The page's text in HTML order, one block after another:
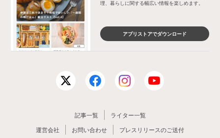
理、暮らしに関する幅広い情報を楽しめます。
アプリストアでダウンロード
記事一覧
ライター一覧
運営会社
お問い合わせ プレスリリースのご送付